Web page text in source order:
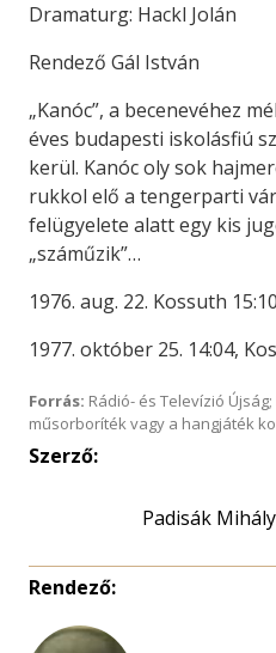
Dramaturg: Hackl Jolán
Rendező Gál István
„Kanóc”, a becenevéhez
éves budapesti iskolásfiú
kerül. Kanóc oly sok
rukkol elő a tengerparti
felügyelete alatt egy kis
„száműzik”…
1976. aug. 22. Kossuth
1977. október 25. 14:04,
Forrás: Rádió- és Televízió
műsorboríték vagy a hangjáték
Szerző:
Padisák Mihály
Rendező: